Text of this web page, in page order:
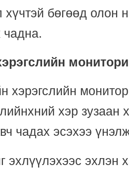
хүчтэй бөгөөд олон
чадна.
хэр зузаан
чадах эсэхээ
эхлэн